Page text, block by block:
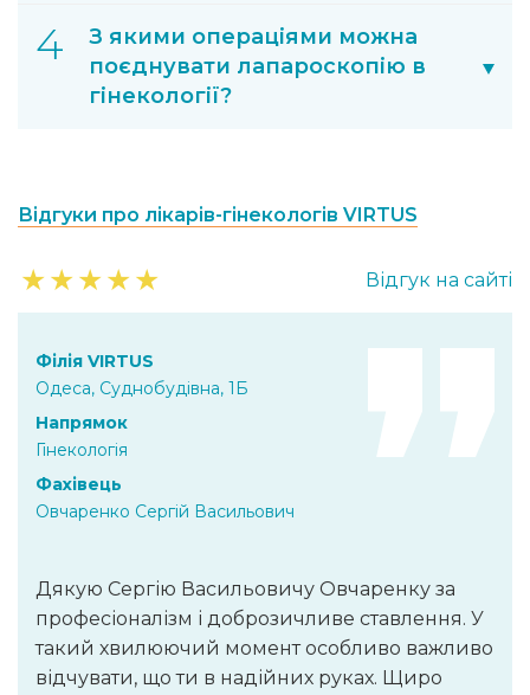
З якими операціями можна
поєднувати лапароскопію в
гінекології?
Відгуки про лікарів-гінекологів VIRTUS
★★★★★ Відгук на сайті
Філія VIRTUS
Одеса, Суднобудівна, 1Б
Напрямок
Гінекологія
Фахівець
Овчаренко Сергій Васильович
Дякую Сергію Васильовичу Овчаренку за
професіоналізм і доброзичливе ставлення. У
такий хвилюючий момент особливо важливо
відчувати, що ти в надійних руках. Щиро